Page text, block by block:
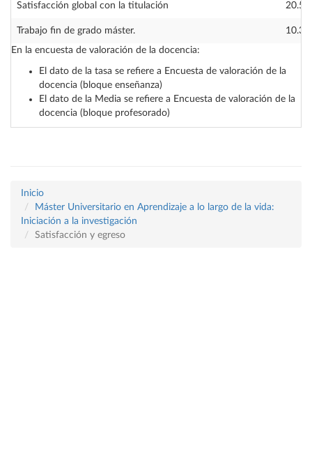
Satisfacción global con la titulación 20.50
Trabajo fin de grado máster.
10.30
En la encuesta de valoración de la docencia:
El dato de la tasa se refiere a Encuesta de valoración de la
docencia (bloque enseñanza)
El dato de la Media se refiere a Encuesta de valoración de la
docencia (bloque profesorado)
Inicio
Máster Universitario en Aprendizaje a lo largo de la vida:
Iniciación a la investigación
Satisfacción y egreso